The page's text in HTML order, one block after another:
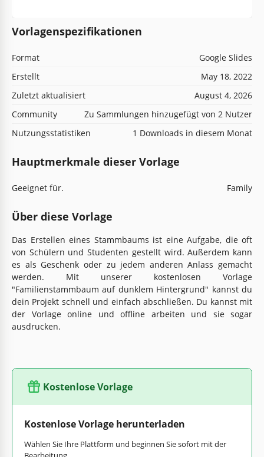
Vorlagenspezifikationen
Format
Google Slides
Erstellt
May 18, 2022
Zuletzt aktualisiert
August 4, 2026
Community
Zu Sammlungen hinzugefügt von 2 Nutzer
Nutzungsstatistiken
1 Downloads in diesem Monat
Hauptmerkmale dieser Vorlage
Geeignet für. Family
Über diese Vorlage
Das Erstellen eines Stammbaums ist eine Aufgabe, die oft
von Schülern und Studenten gestellt wird. Außerdem kann
es als Geschenk oder zu jedem anderen Anlass gemacht
werden. Mit unserer kostenlosen Vorlage
"Familienstammbaum auf dunklem Hintergrund" kannst du
dein Projekt schnell und einfach abschließen. Du kannst mit
der Vorlage online und offline arbeiten und sie sogar
ausdrucken.
Kostenlose Vorlage
Kostenlose Vorlage herunterladen
Wählen Sie Ihre Plattform und beginnen Sie sofort mit der